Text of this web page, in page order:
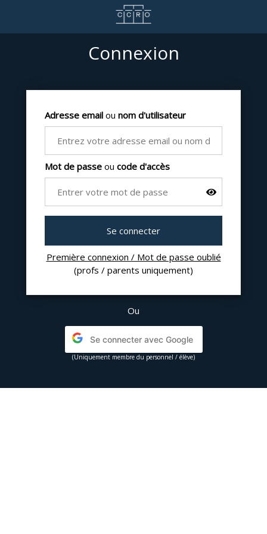
Connexion
Adresse email ou nom d'utilisateur
Mot de passe ou code d'accès
Première connexion / Mot de passe oublié
(profs / parents uniquement)
Ou
Se connecter avec Google
(Uniquement membre du personnel / élève)